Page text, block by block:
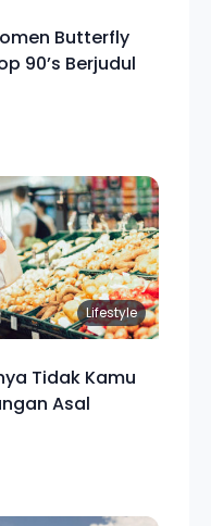
Butterfly
Lifestyle
Tidak Kamu
Asal